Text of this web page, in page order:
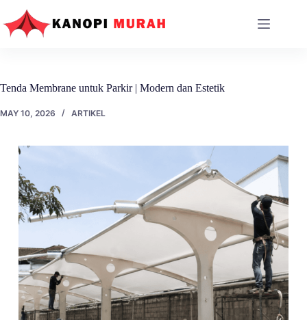
content
Tenda Membrane untuk Parkir | Modern dan Estetik
MAY 10, 2026 ARTIKEL